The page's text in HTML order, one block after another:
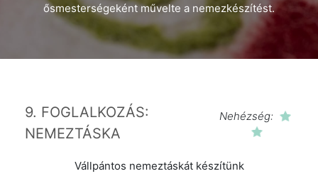
ősmesterségeként művelte a nemezkészítést.
9. FOGLALKOZÁS:
NEMEZTÁSKA
Nehézség:
Vállpántos nemeztáskát készítünk